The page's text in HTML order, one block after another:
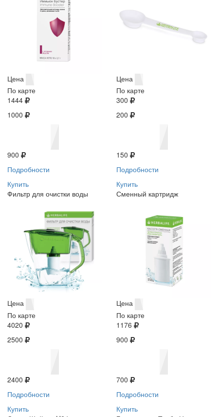
Цена
По карте
1444
1000
900
Подробности
Купить
Цена
По карте
300
200
150
Подробности
Купить
Фильтр для очистки воды
Цена
По карте
4020
2500
2400
Подробности
Купить
Сменный картридж
Цена
По карте
1176
900
700
Подробности
Купить